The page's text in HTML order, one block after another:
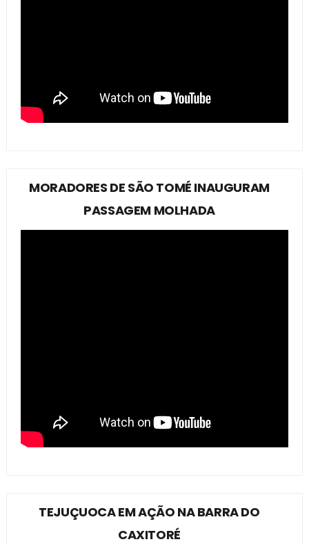
MORADORES DE SÃO TOMÉ INAUGURAM
PASSAGEM MOLHADA
TEJUÇUOCA EM AÇÃO NA BARRA DO
CAXITORÉ